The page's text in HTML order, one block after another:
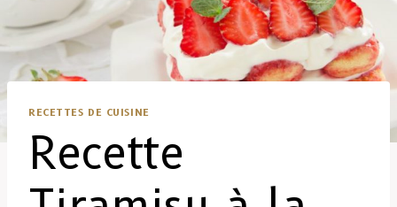
RECETTES DE CUISINE
Recette